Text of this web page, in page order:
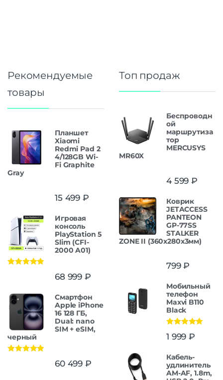
Рекомендуемые
товары
Планшет
Xiaomi
Redmi Pad 2
4/128GB Wi-
Fi Graphite
Gray
15 499 ₽
Игровая
консоль
PlayStation 5
Slim (CFI-
2000 A01)
68 999 ₽
Смартфон
Apple iPhone
16 128 ГБ,
Dual: nano
SIM + eSIM,
черный
60 499 ₽
Топ продаж
Беспроводн
ой
маршрутиза
тор
MERCUSYS
MR60X
4 599 ₽
Коврик
JETACCESS
PANTEON
GP-77SS
STALKER
ZONE II (360x280x3мм)
799₽
Мобильный
телефон
Maxvi B110
Black
из 5
1 999 ₽
Кабель-
удлинитель
AM-AF, 1.8m,